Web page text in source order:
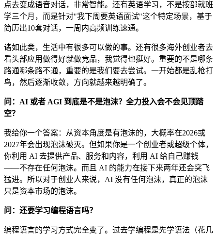
点去变成语音对话，非常智能。还有英语学习，不是按部就班
学三个月，而是针对"我下周要英语面试"这个特定场景，基于
简历出10套对话，一周内高频训练速通。
诸如此类，生活中有很多可以做的事。还有很多海外创业者去
看头部应用做得好就做竞品，我觉得也挺好。重要的不是哪条
路通哪条路不通，重要的是我们要去尝试。一开始都是乱枪打
鸟，然后逐渐收敛，方向就越来越明确了。
问：AI 或者 AGI 到底是不是泡沫？全力投入会不会见顶踏
空？
我给你一个答案：从资本角度是有泡沫的，大概率在2026或
2027年会出现泡沫破灭。但如果你是一个创业者或超级个体，
你利用 AI 去提供产品、服务和内容，利用 AI 给自己赚钱
——不存在任何泡沫。而且 AI 的能力在接下来两年还会突飞
猛进。所以对于创业人来说，AI 没有任何泡沫，真正的泡沫
只是资本市场的泡沫。
问：还要学习编程语言吗？
编程语言的学习方式完全变了。过去学编程是先学语法（花几